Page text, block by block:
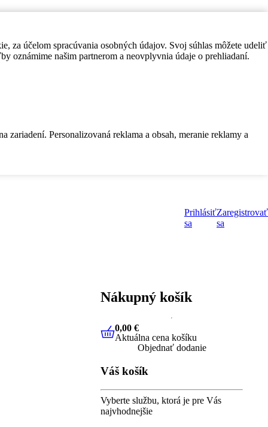
za účelom spracúvania osobných údajov. Svoj súhlas môžete udeliť
oznámime našim partnerom a neovplyvnia údaje o prehliadaní.
Personalizovaná reklama a obsah, meranie reklamy a
Prihlásiť
sa
Zaregistrovať
sa
Nákupný košík
0,00 €Aktuálna cena košíku
0,00 €
Aktuálna cena košíku
Objednať dodanie
Váš košík
Vyberte službu, ktorá je pre Vás
najvhodnejšie